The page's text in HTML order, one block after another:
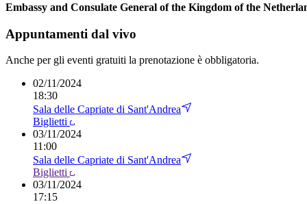
Embassy and Consulate General of the Kingdom of the
Appuntamenti dal vivo
Anche per gli eventi gratuiti la prenotazione è obbligatoria.
02/11/2024
18:30
Sala delle Capriate di Sant'Andrea
Biglietti
03/11/2024
11:00
Sala delle Capriate di Sant'Andrea
Biglietti
03/11/2024
17:15